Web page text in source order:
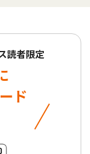
読者限定
ド